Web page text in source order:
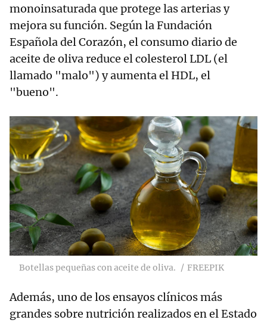
monoinsaturada que protege las arterias y
mejora su función. Según la Fundación
Española del Corazón, el consumo diario de
aceite de oliva reduce el colesterol LDL (el
llamado "malo") y aumenta el HDL, el
"bueno".
Botellas pequeñas con aceite de oliva. FREEPIK
Además, uno de los ensayos clínicos más
grandes sobre nutrición realizados en el Estado